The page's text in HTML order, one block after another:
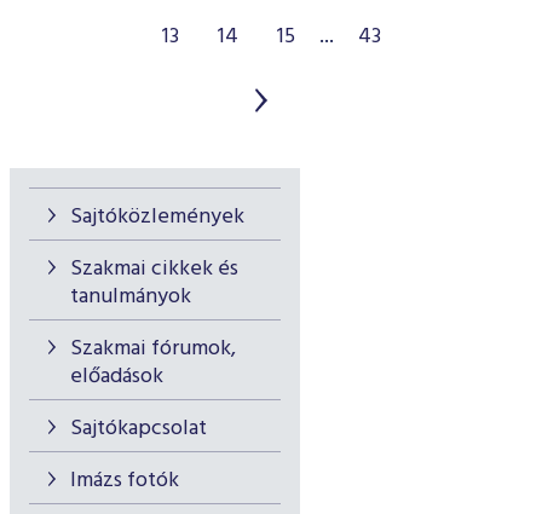
Sajtóközlemények
Szakmai cikkek és
tanulmányok
Szakmai fórumok,
előadások
Sajtókapcsolat
Imázs fotók
13
14 15 ... 43